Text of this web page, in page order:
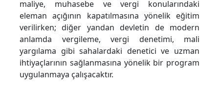
maliye, muhasebe ve vergi konularındaki
eleman açığının kapatılmasına yönelik eğitim
verilirken; diğer yandan devletin de modern
anlamda vergileme, vergi denetimi, mali
yargılama gibi sahalardaki denetici ve uzman
ihtiyaçlarının sağlanmasına yönelik bir program
uygulanmaya çalışacaktır.